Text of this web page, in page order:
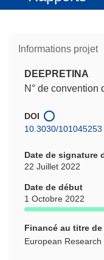
Informations projet
DEEPRETINA
N° de convention
DOI
10.3030/101045253
Date de signature
22 Juillet 2022
Date de début
1 Octobre 2022
Financé au titre de
European Research